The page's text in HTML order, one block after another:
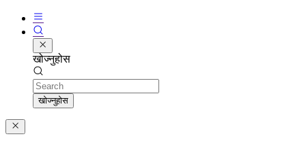
खोज्नुहोस
Search
खोज्नुहोस